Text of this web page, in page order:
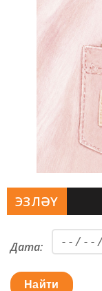
ЭЗЛӘҮ
Дата:
Найти